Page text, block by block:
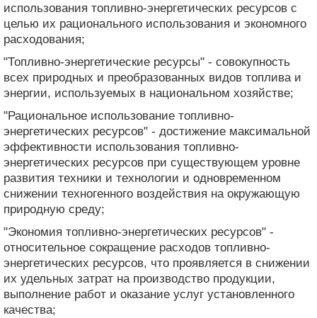
использования топливно-энергетических ресурсов с
целью их рационального использования и экономного
расходования;
"Топливно-энергетические ресурсы" - совокупность
всех природных и преобразованных видов топлива и
энергии, используемых в национальном хозяйстве;
"Рациональное использование топливно-
энергетических ресурсов" - достижение максимальной
эффективности использования топливно-
энергетических ресурсов при существующем уровне
развития техники и технологии и одновременном
снижении техногенного воздействия на окружающую
природную среду;
"Экономия топливно-энергетических ресурсов" -
относительное сокращение расходов топливно-
энергетических ресурсов, что проявляется в снижении
их удельных затрат на производство продукции,
выполнение работ и оказание услуг установленного
качества;